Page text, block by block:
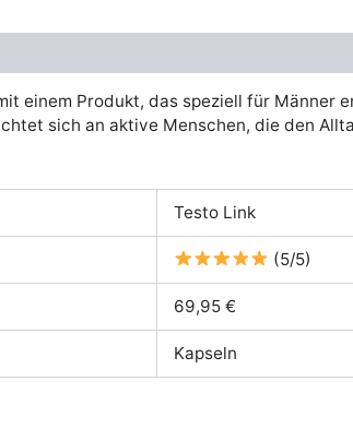
einem Produkt, das speziell für Männer
sich an aktive Menschen, die den
Testo Link
(5/5)
69,95 €
Kapseln